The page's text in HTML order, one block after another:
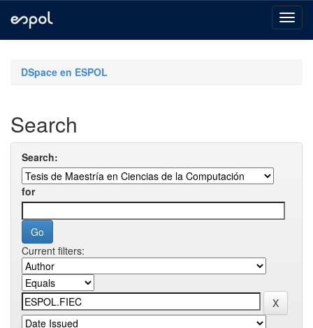
navigationDSpace en ESPOL
Search
Search:
for
Current filters: